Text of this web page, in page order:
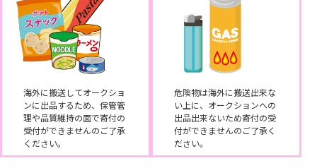
海外に搬送してオークショ
ンに出品するため、保管管
理や品質維持の面で寄付の
受付ができませんのご了承
ください。
危険物は海外に搬送出来な
い上に、オークションへの
出品出来ないため寄付の受
付ができませんのご了承く
ださい。